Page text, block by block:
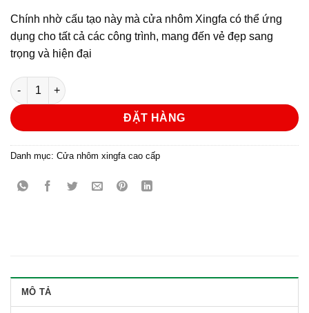
Chính nhờ cấu tạo này mà cửa nhôm Xingfa có thể ứng
dụng cho tất cả các công trình, mang đến vẻ đẹp sang
trọng và hiện đại
Cửa nhôm xingfa số lượng
ĐẶT HÀNG
Danh mục: Cửa nhôm xingfa cao cấp
MÔ TẢ